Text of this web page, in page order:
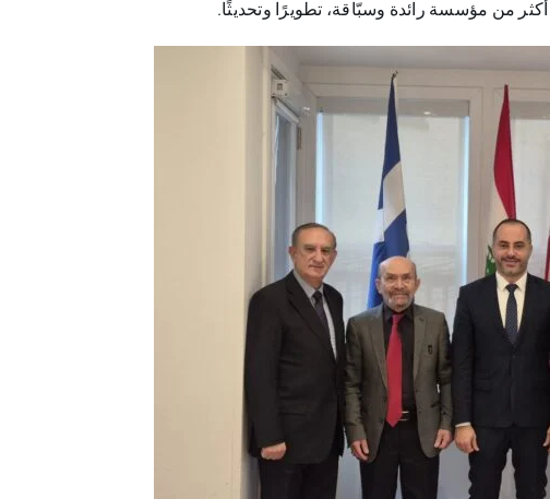
من مؤسسة رائدة وسبّاقة، تطويرًا وتحديثًا.